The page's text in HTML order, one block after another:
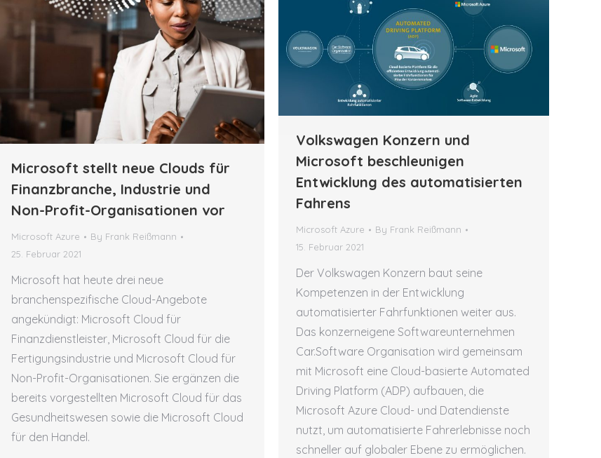
Microsoft stellt neue Clouds für
Finanzbranche, Industrie und
Non-Profit-Organisationen vor
Microsoft Azure By Frank Reißmann
25. Februar 2021
Microsoft hat heute drei neue
branchenspezifische Cloud-Angebote
angekündigt: Microsoft Cloud für
Finanzdienstleister, Microsoft Cloud für die
Fertigungsindustrie und Microsoft Cloud für
Non-Profit-Organisationen. Sie ergänzen die
bereits vorgestellten Microsoft Cloud für das
Gesundheitswesen sowie die Microsoft Cloud
für den Handel.
Volkswagen Konzern und
Microsoft beschleunigen
Entwicklung des automatisierten
Fahrens
Microsoft Azure By Frank Reißmann
15. Februar 2021
Der Volkswagen Konzern baut seine
Kompetenzen in der Entwicklung
automatisierter Fahrfunktionen weiter aus.
Das konzerneigene Softwareunternehmen
Car.Software Organisation wird gemeinsam
mit Microsoft eine Cloud-basierte Automated
Driving Platform (ADP) aufbauen, die
Microsoft Azure Cloud- und Datendienste
nutzt, um automatisierte Fahrerlebnisse noch
schneller auf globaler Ebene zu ermöglichen.